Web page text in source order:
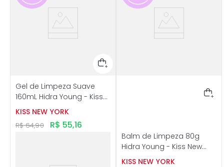
Gel de Limpeza Suave
160mL Hidra Young - Kiss
New York
KISS NEW YORK
R$ 64,90 R$ 55,16
Balm de Limpeza 80g
Hidra Young - Kiss New
York
KISS NEW YORK